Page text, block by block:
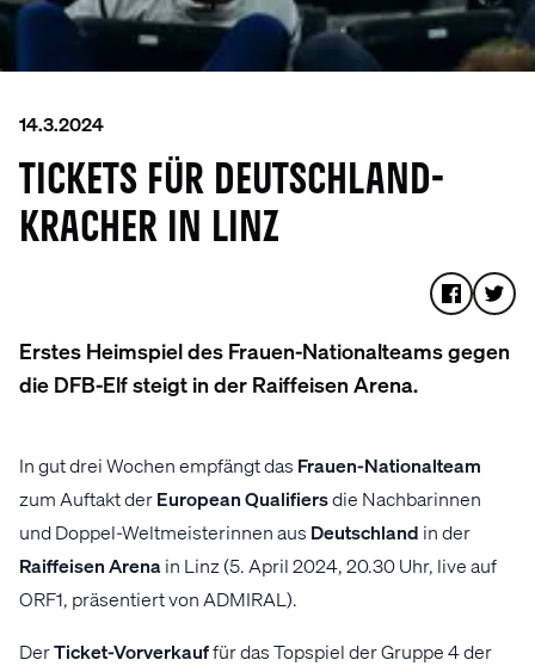
14.3.2024
TICKETS FÜR DEUTSCHLAND-
KRACHER IN LINZ
Erstes Heimspiel des Frauen-Nationalteams gegen
die DFB-Elf steigt in der Raiffeisen Arena.
In gut drei Wochen empfängt das Frauen-Nationalteam
zum Auftakt derEuropean Qualifiersdie Nachbarinnen
und Doppel-Weltmeisterinnen aus Deutschland in der
Raiffeisen Arena in Linz (5. April 2024, 20.30 Uhr, live auf
ORF1, präsentiert von ADMIRAL).
DerTicket-Vorverkauffür das Topspiel der Gruppe 4 der